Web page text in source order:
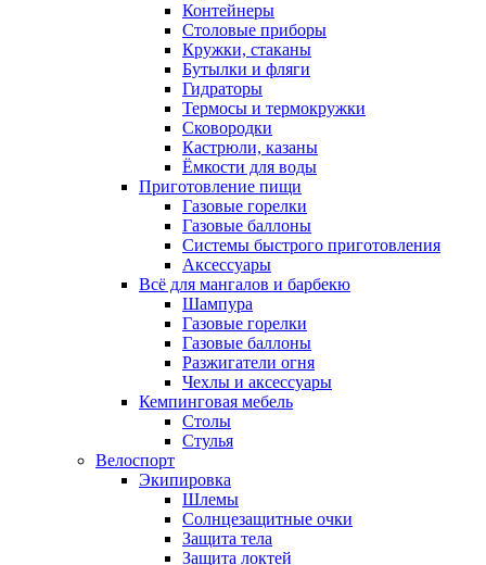
Контейнеры
Столовые приборы
Кружки, стаканы
Бутылки и фляги
Гидраторы
Термосы и термокружки
Сковородки
Кастрюли, казаны
Ёмкости для воды
Приготовление пищи
Газовые горелки
Газовые баллоны
Системы быстрого приготовления
Аксессуары
Всё для мангалов и барбекю
Шампура
Газовые горелки
Газовые баллоны
Разжигатели огня
Чехлы и аксессуары
Кемпинговая мебель
Столы
Стулья
Велоспорт
Экипировка
Шлемы
Солнцезащитные очки
Защита тела
Защита локтей